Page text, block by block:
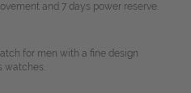
and 7 days power reserve.
for men with a fine design
watches.